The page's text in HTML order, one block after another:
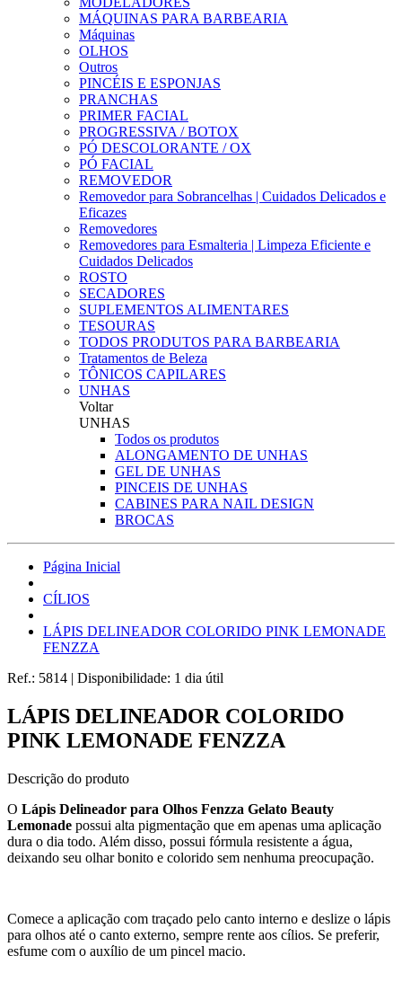
MÁQUINAS PARA BARBEARIA
Máquinas
OLHOS
Outros
PINCÉIS E ESPONJAS
PRANCHAS
PRIMER FACIAL
PROGRESSIVA / BOTOX
PÓ DESCOLORANTE / OX
PÓ FACIAL
REMOVEDOR
Removedor para Sobrancelhas | Cuidados Delicados e
Eficazes
Removedores
Removedores para Esmalteria | Limpeza Eficiente e
Cuidados Delicados
ROSTO
SECADORES
SUPLEMENTOS ALIMENTARES
TESOURAS
TODOS PRODUTOS PARA BARBEARIA
Tratamentos de Beleza
TÔNICOS CAPILARES
UNHAS
Voltar
UNHAS
Todos os produtos
ALONGAMENTO DE UNHAS
GEL DE UNHAS
PINCEIS DE UNHAS
CABINES PARA NAIL DESIGN
BROCAS
Página Inicial
CÍLIOS
LÁPIS DELINEADOR COLORIDO PINK LEMONADE
FENZZA
Ref.: 5814 | Disponibilidade: 1 dia útil
LÁPIS DELINEADOR COLORIDO
PINK LEMONADE FENZZA
Descrição do produto
O Lápis Delineador para Olhos Fenzza Gelato Beauty
Lemonade possui alta pigmentação que em apenas uma aplicação
dura o dia todo. Além disso, possui fórmula resistente a água,
deixando seu olhar bonito e colorido sem nenhuma preocupação.
Comece a aplicação com traçado pelo canto interno e deslize o lápis
para olhos até o canto externo, sempre rente aos cílios. Se preferir,
esfume com o auxílio de um pincel macio.